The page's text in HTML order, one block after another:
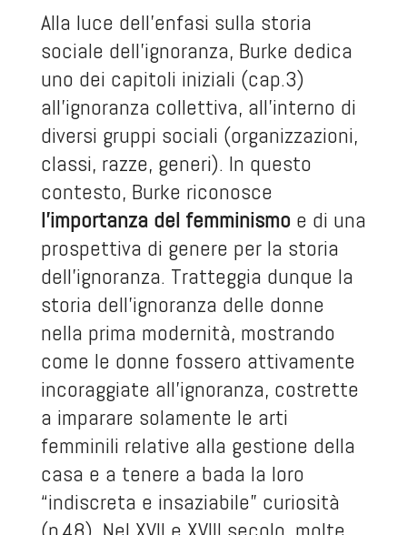
Alla luce dell’enfasi sulla storia
sociale dell’ignoranza, Burke dedica
uno dei capitoli iniziali (cap.3)
all’ignoranza collettiva, all’interno di
diversi gruppi sociali (organizzazioni,
classi, razze, generi). In questo
contesto, Burke riconosce
l’importanza del femminismoe di una
prospettiva di genere per la storia
dell’ignoranza. Tratteggia dunque la
storia dell’ignoranza delle donne
nella prima modernità, mostrando
come le donne fossero attivamente
incoraggiate all’ignoranza, costrette
a imparare solamente le arti
femminili relative alla gestione della
casa e a tenere a bada la loro
“indiscreta e insaziabile” curiosità